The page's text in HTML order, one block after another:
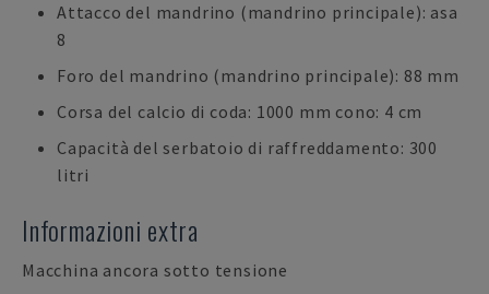
Attacco del mandrino (mandrino principale): asa
8
Foro del mandrino (mandrino principale): 88 mm
Corsa del calcio di coda: 1000 mm cono: 4 cm
Capacità del serbatoio di raffreddamento: 300
litri
Informazioni extra
Macchina ancora sotto tensione